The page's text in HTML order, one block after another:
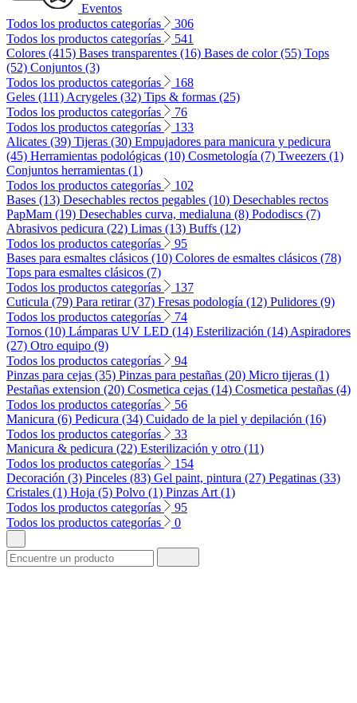
Eventos
Todos los productos categorías
306
Todos los productos categorías
541
Colores (415) Bases transparentes (16) Bases de color (55) Tops
(52) Conjuntos (3)
Todos los productos categorías
168
Geles (111) Acrygeles (32) Tips & formas (25)
Todos los productos categorías
76
Todos los productos categorías
133
Alicates (39) Tijeras (30) Empujadores para manicura y pedicura
(45) Herramientas podológicas (10) Cosmetología (7) Tweezers (1)
Conjuntos herramientas (1)
Todos los productos categorías
102
Bases (13) Desechables rectos pegables (10) Desechables rectos
PapMam (19) Desechables curva, medialuna (8) Pododiscs (7)
Abrasivos pedicura (22) Limas (13) Buffs (12)
Todos los productos categorías
95
Bases para esmaltes clásicos (10) Colores de esmaltes clásicos (78)
Tops para esmaltes clásicos (7)
Todos los productos categorías
137
Cuticula (79) Para retirar (37) Fresas podología (12) Pulidores (9)
Todos los productos categorías
74
Tornos (10) Lámparas UV LED (14) Esterilización (14) Aspiradores
(27) Otro equipo (9)
Todos los productos categorías
94
Pinzas para cejas (35) Pinzas para pestañas (20) Micro tijeras (1)
Pestañas extension (20) Cosmetica cejas (14) Cosmetica pestañas (4)
Todos los productos categorías
56
Manicura (6) Pedicura (34) Cuidado de la piel y depilación (16)
Todos los productos categorías
33
Manicura & pedicura (22) Esterilización y otro (11)
Todos los productos categorías
154
Decoración (3) Pinceles (83) Gel paint, pintura (27) Pegatinas (33)
Cristales (1) Hoja (5) Polvo (1) Pinzas Art (1)
Todos los productos categorías
95
Todos los productos categorías
0